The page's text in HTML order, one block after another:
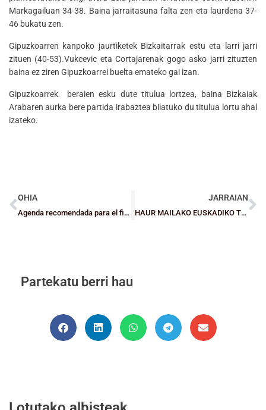
Markagailuan 34-38. Baina jarraitasuna falta zen eta laurdena 37-
46 bukatu zen.
Gipuzkoarren kanpoko jaurtiketek Bizkaitarrak estu eta larri jarri
zituen (40-53).Vukcevic eta Cortajarenak gogo asko jarri zituzten
baina ez ziren Gipuzkoarrei buelta emateko gai izan.
Gipuzkoarrek beraien esku dute titulua lortzea, baina Bizkaiak
Arabaren aurka bere partida irabaztea bilatuko du titulua lortu ahal
izateko.
OHIA
Agenda recomendada para el fin de semana
JARRAIAN
HAUR MAILAKO EUSKADIKO TXAPELKETA: Emakumezkoek lehen garaipena
Partekatu berri hau